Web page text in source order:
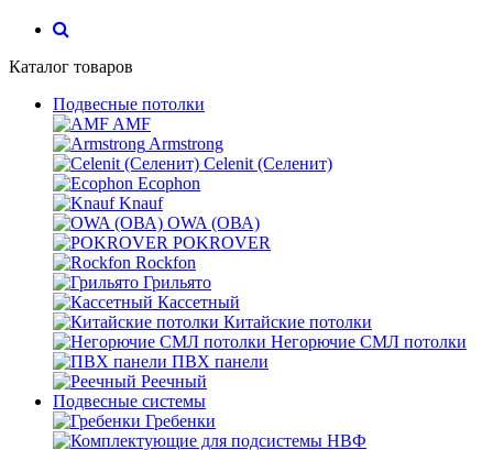
Каталог товаров
Подвесные потолки
AMF
Armstrong
Celenit (Селенит)
Ecophon
Knauf
OWA (ОВА)
POKROVER
Rockfon
Грильято
Кассетный
Китайские потолки
Негорючие СМЛ потолки
ПВХ панели
Реечный
Подвесные системы
Гребенки